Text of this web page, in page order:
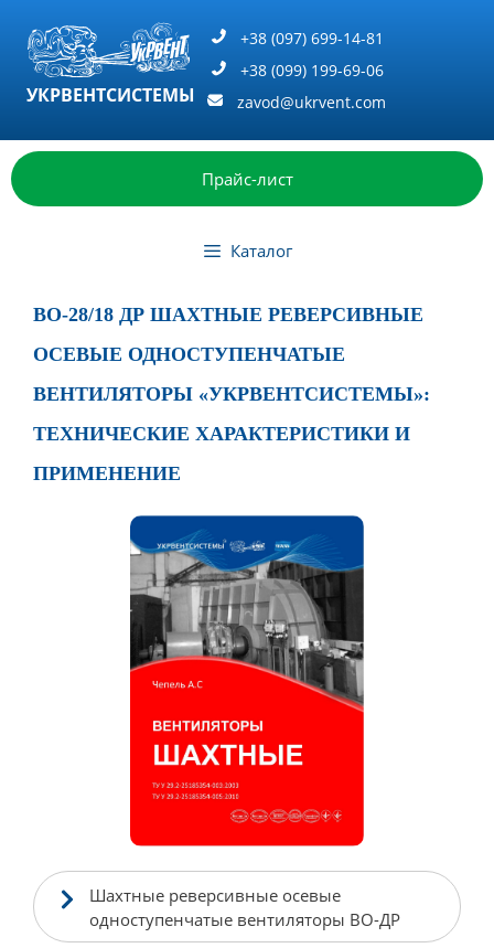
содержимому
УКРВЕНТСИСТЕМЫ
+38 (097) 699-14-81
+38 (099) 199-69-06
zavod@ukrvent.com
Прайс-лист
Каталог
ВО-28/18 ДР ШАХТНЫЕ РЕВЕРСИВНЫЕ
ОСЕВЫЕ ОДНОСТУПЕНЧАТЫЕ
ВЕНТИЛЯТОРЫ «УКРВЕНТСИСТЕМЫ»:
ТЕХНИЧЕСКИЕ ХАРАКТЕРИСТИКИ И
ПРИМЕНЕНИЕ
Шахтные реверсивные осевые
одноступенчатые вентиляторы ВО-ДР